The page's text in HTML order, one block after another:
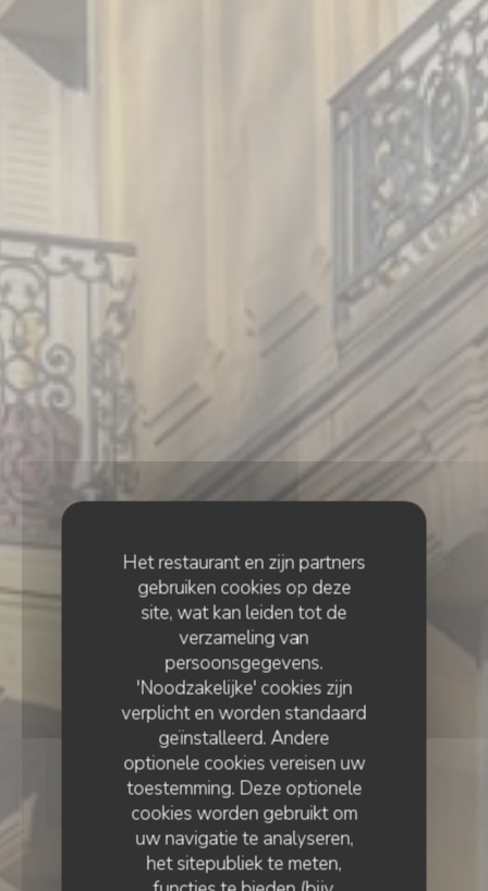
Het restaurant en zijn partners
gebruiken cookies op deze
site, wat kan leiden tot de
verzameling van
persoonsgegevens.
'Noodzakelijke' cookies zijn
verplicht en worden standaard
geïnstalleerd. Andere
optionele cookies vereisen uw
toestemming. Deze optionele
cookies worden gebruikt om
uw navigatie te analyseren,
het sitepubliek te meten,